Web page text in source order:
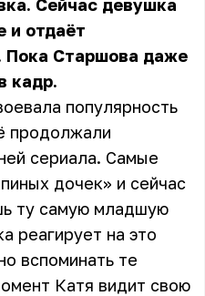
Сейчас девушка
и отдаёт
Пока Старшова даже
кадр.
популярность
продолжали
сериала. Самые
дочек» и сейчас
ту самую младшую
реагирует на это
вспоминать те
Катя видит свою